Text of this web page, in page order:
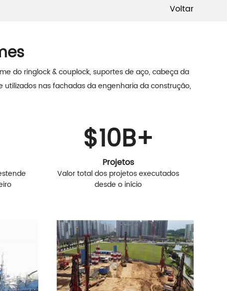
Voltar
do ringlock & couplock, suportes de aço, cabeça da
nas fachadas da engenharia da construção,
$10B+
Projetos
Valor total dos projetos executados
desde o início